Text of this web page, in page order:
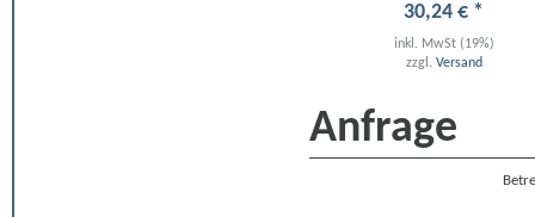
30,24 € *
inkl. MwSt (19%)
zzgl. Versand
Anfrage